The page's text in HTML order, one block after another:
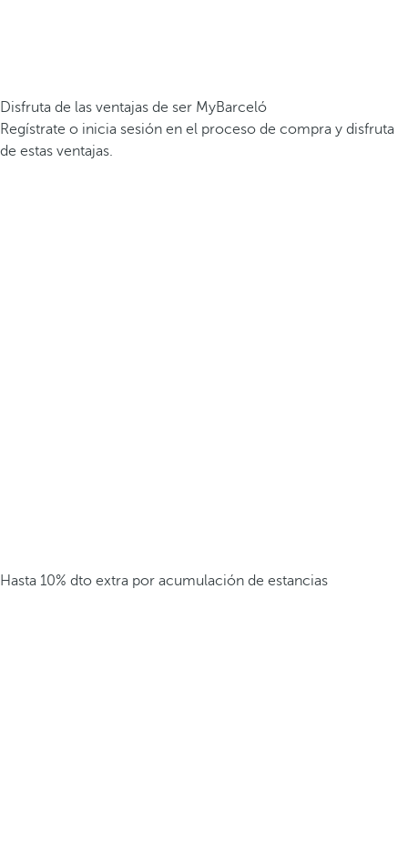
Disfruta de las ventajas de ser MyBarceló
Regístrate o inicia sesión en el proceso de compra y disfruta
de estas ventajas.
Hasta 10% dto extra por acumulación de estancias